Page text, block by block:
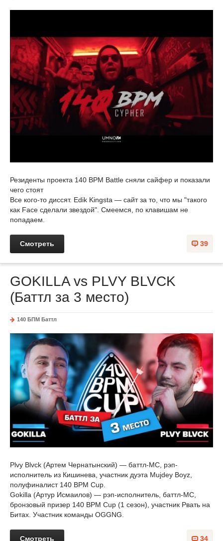
Резиденты проекта 140 BPM Battle сняли сайфер и показали
чего стоят
Все кого-то диссят. Edik Kingsta — сайт за то, что мы "такого
как Face сделали звездой". Смеемся, по клавишам не
попадаем.
39
Смотреть
GOKILLA vs PLVY BLVCK
(Баттл за 3 место)
140 БПМ Баттл
Plvy Blvck (Артем Чернатынский) — баттл-МС, рэп-
исполнитель из Кишинева, участник дуэта Mujdey Boyz,
полуфиналист 140 BPM Cup.
Gokilla (Артур Исмаилов) — рэп-исполнитель, баттл-MC,
бронзовый призер 140 BPM Cup (1 сезон), участник Рвать на
Битах. Участник команды OGGNG.
34
Смотреть